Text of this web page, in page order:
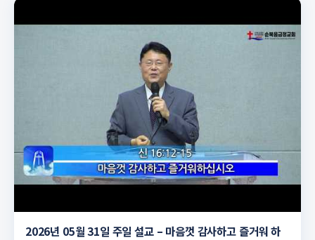
▶
2026년 05월 31일 주일 설교 – 마음껏 감사하고 즐거워 하